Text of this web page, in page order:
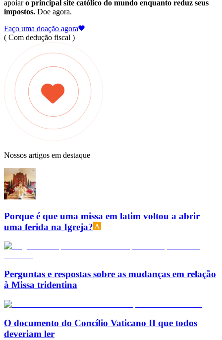
apoiaro principal site católico do mundo enquanto reduz seus
impostos. Doe agora.
Faço uma doação agora
( Com dedução fiscal )
Nossos artigos em destaque
Porque é que uma missa em latim voltou a abrir
uma ferida na Igreja?
Perguntas e respostas sobre as mudanças em relação
à Missa tridentina
O documento do Concílio Vaticano II que todos
deveriam ler